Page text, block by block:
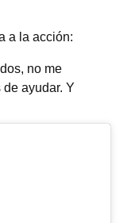
a la acción:
no me
ayudar. Y